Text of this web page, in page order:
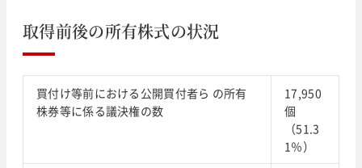
取得前後の所有株式の状況
買付け等前における公開買付者ら の所有
株券等に係る議決権の数
17,950
個
（51.3
1％）